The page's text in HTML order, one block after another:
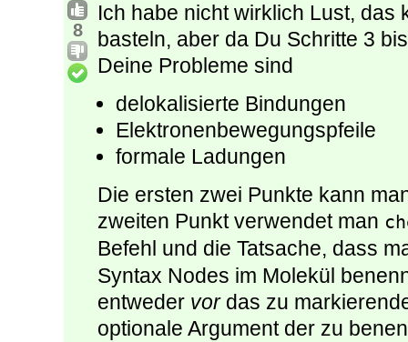
8
Ich habe nicht wirklich Lust, das
basteln, aber da Du Schritte 3
Deine Probleme sind
delokalisierte Bindungen
Elektronenbewegungspfeile
formale Ladungen
Die ersten zwei Punkte kann
zweiten Punkt verwendet man
Befehl und die Tatsache, dass
Syntax Nodes im Molekül
entweder vordas zu
optionale Argument der zu